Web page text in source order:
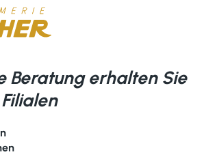
Beratung erhalten Sie